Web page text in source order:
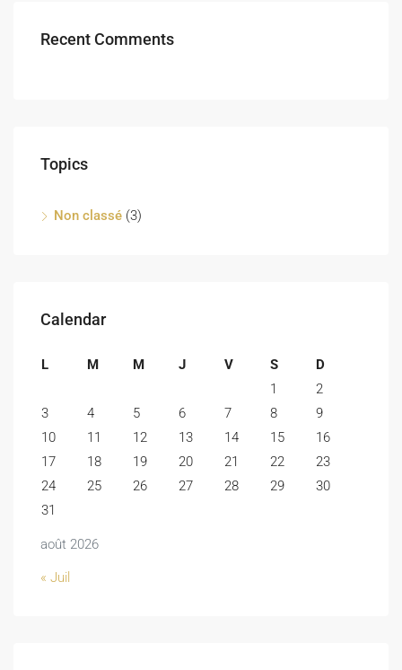
Recent Comments
Topics
Non classé (3)
Calendar
août 2026
L M M J V S
D
1
2
3
4 5 6 7 8
9
10
11 12 13 14 15
16
17
18 19 20 21 22
23
24
25 26 27 28 29
30
31
« Juil